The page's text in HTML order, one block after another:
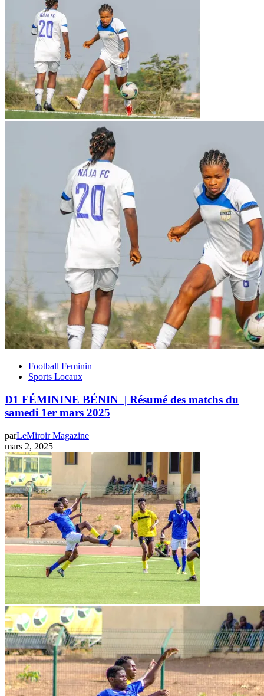
Football Feminin
Sports Locaux
D1 FÉMININE BÉNIN | Résumé des matchs du
samedi 1er mars 2025
parLeMiroir Magazine
mars 2, 2025